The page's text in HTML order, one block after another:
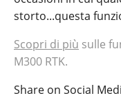
storto...questa
Scopri di più sulle
M300 RTK.
Share on Social